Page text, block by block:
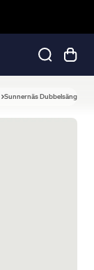
Sunnernäs Dubbelsäng